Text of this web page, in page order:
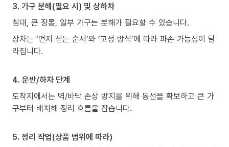
3. 가구 분해(필요 시) 및 상하차
침대, 큰 장롱, 일부 가구는 분해가 필요할 수 있습니다.
상차는 ‘먼저 싣는 순서’와 ‘고정 방식’에 따라 파손 가능성이 달
라집니다.
4. 운반/하차 단계
도착지에서는 벽/바닥 손상 방지를 위해 동선을 확보하고 큰 가
구부터 배치해 정리 흐름을 잡습니다.
5. 정리 작업(상품 범위에 따라)